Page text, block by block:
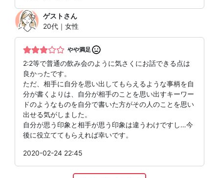
ゲストさん
20代｜女性
やや満足
2:2等で普通の飲み会のように気さくにお話できる点は
良かったです。
ただ、相手に自分を思い出してもらえるような事柄を自
分が書くよりは、自分が相手のことを思い出すキーワー
ドのようなものを自分で書いた方がその人のことを思い
出せる気がしました。
自分が思う印象と相手が思う印象は違うわけですし…今
後に役立ててもらえれば幸いです。
2020-02-24 22:45